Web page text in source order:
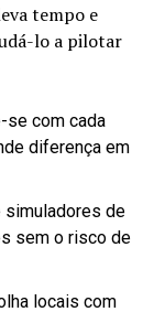
tempo e
lo a pilotar
se com cada
diferença em
simuladores de
sem o risco de
locais com